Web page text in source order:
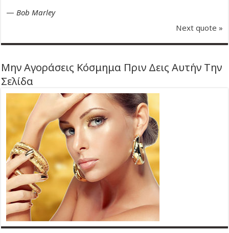
— Bob Marley
Next quote »
Μην Αγοράσεις Κόσμημα Πριν Δεις Αυτήν Την
Σελίδα